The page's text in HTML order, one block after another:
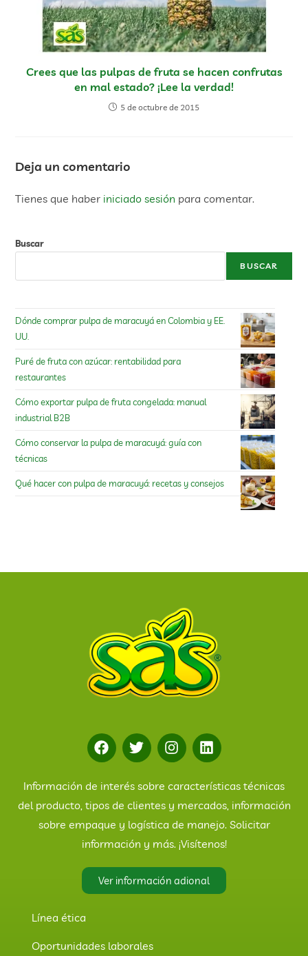
Crees que las pulpas de fruta se hacen confrutas
en mal estado? ¡Lee la verdad!
5 de octubre de 2015
Deja un comentario
Tienes que haber iniciado sesión para comentar.
Buscar
BUSCAR
Dónde comprar pulpa de maracuyá en Colombia y EE.
UU.
Puré de fruta con azúcar: rentabilidad para
restaurantes
Cómo exportar pulpa de fruta congelada: manual
industrial B2B
Cómo conservar la pulpa de maracuyá: guía con
técnicas
Qué hacer con pulpa de maracuyá: recetas y consejos
Información de interés sobre características técnicas
del producto, tipos de clientes y mercados, información
sobre empaque y logística de manejo. Solicitar
información y más. ¡Visítenos!
Ver información adional
Línea ética
Oportunidades laborales